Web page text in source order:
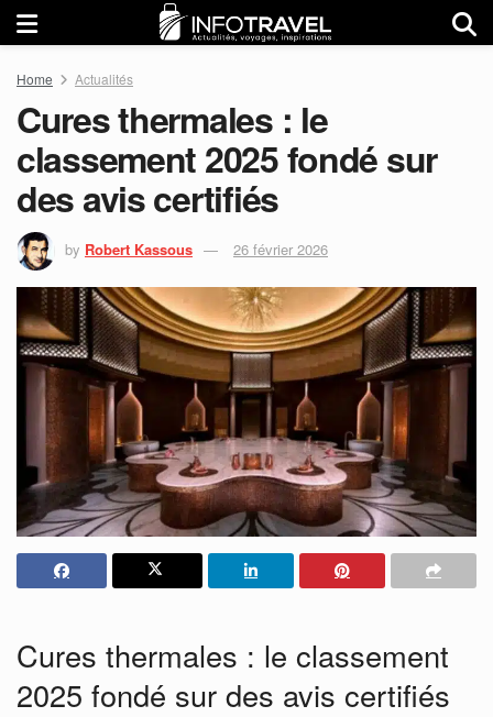
Home Actualités
Cures thermales : le
classement 2025 fondé sur
des avis certifiés
by Robert Kassous 26 février 2026
Cures thermales : le classement
2025 fondé sur des avis certifiés